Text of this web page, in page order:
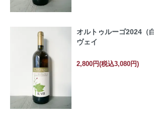
オルトゥルーゴ2024（
ヴェイ
2,800円(税込3,080円)